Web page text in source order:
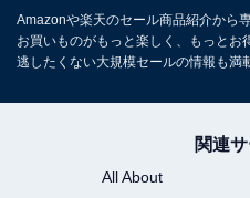
Amazonや楽天のセール商品紹介から
お買いものがもっと楽しく、もっと
逃したくない大規模セールの情報も満
関連
All About